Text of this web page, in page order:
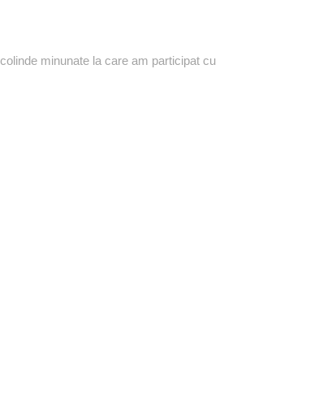
minunate la care am participat cu